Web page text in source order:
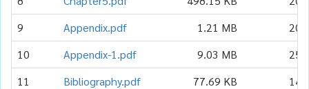
9
Appendix.pdf 1.21 MB
208
10
Appendix-1.pdf 9.03 MB
256
11
Bibliography.pdf 77.69 KB 143